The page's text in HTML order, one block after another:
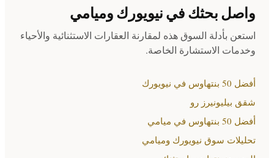
واصل بحثك في نيويورك وميامي
استعن بأدلة السوق هذه لمقارنة العقارات الاستثنائية والأحياء
وخدمات الاستشارة الخاصة.
أفضل 50 بنتهاوس في نيويورك
شقق بيليونيرز رو
أفضل 50 بنتهاوس في ميامي
تحليلات سوق نيويورك وميامي